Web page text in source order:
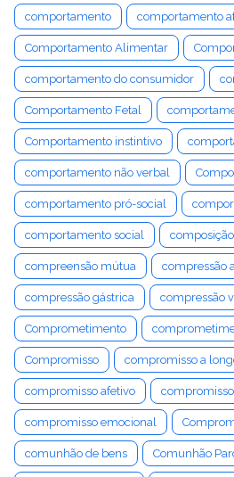
comportamento comportamento
Comportamento Alimentar
comportamento do consumidor
Comportamento Fetal
Comportamento instintivo
comportamento não verbal
comportamento pró-social
comportamento social composição
compreensão mútua compressão
compressão gástrica compressão
Comprometimento
Compromisso compromisso a
compromisso afetivo
compromisso emocional
comunhão de bens Comunhão